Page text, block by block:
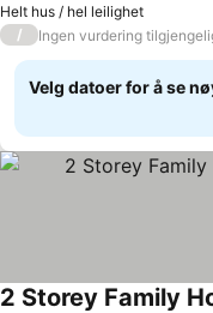
Helt hus / hel leilighet
Se priser
/ Ingen vurdering
Velg datoer for å se